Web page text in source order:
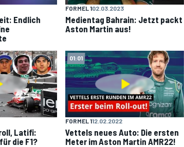
Endlich
FORMEL 102.03.2023
Medientag Bahrain: Jetzt packt
Aston Martin aus!
Latifi:
die F1?
01:01
FORMEL 112.02.2022
Vettels neues Auto: Die ersten
Meter im Aston Martin AMR22!